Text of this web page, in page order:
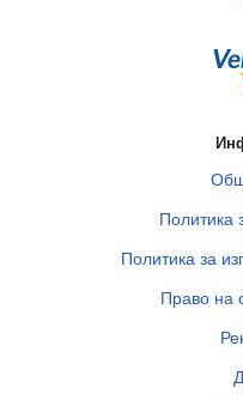
Политика
Политика за
Право на